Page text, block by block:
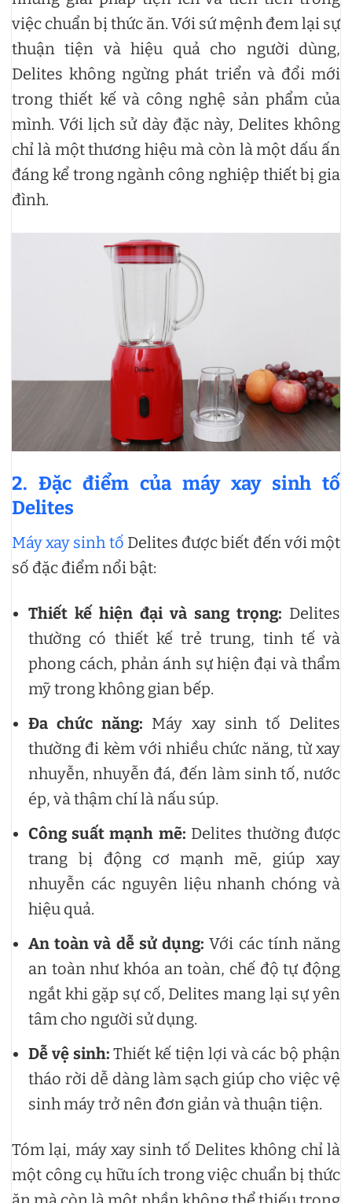
việc chuẩn bị thức ăn. Với sứ mệnh đem lại sự
thuận tiện và hiệu quả cho người dùng,
Delites không ngừng phát triển và đổi mới
trong thiết kế và công nghệ sản phẩm của
mình. Với lịch sử dày đặc này, Delites không
chỉ là một thương hiệu mà còn là một dấu ấn
đáng kể trong ngành công nghiệp thiết bị gia
đình.
2. Đặc điểm của máy xay sinh tố
Delites
Máy xay sinh tố Delites được biết đến với một
số đặc điểm nổi bật:
Thiết kế hiện đại và sang trọng: Delites
thường có thiết kế trẻ trung, tinh tế và
phong cách, phản ánh sự hiện đại và thẩm
mỹ trong không gian bếp.
Đa chức năng: Máy xay sinh tố Delites
thường đi kèm với nhiều chức năng, từ xay
nhuyễn, nhuyễn đá, đến làm sinh tố, nước
ép, và thậm chí là nấu súp.
Công suất mạnh mẽ: Delites thường được
trang bị động cơ mạnh mẽ, giúp xay
nhuyễn các nguyên liệu nhanh chóng và
hiệu quả.
An toàn và dễ sử dụng: Với các tính năng
an toàn như khóa an toàn, chế độ tự động
ngắt khi gặp sự cố, Delites mang lại sự yên
tâm cho người sử dụng.
Dễ vệ sinh: Thiết kế tiện lợi và các bộ phận
tháo rời dễ dàng làm sạch giúp cho việc vệ
sinh máy trở nên đơn giản và thuận tiện.
Tóm lại, máy xay sinh tố Delites không chỉ là
một công cụ hữu ích trong việc chuẩn bị thức